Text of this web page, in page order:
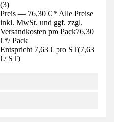
(3)
Preis — 76,30 € * Alle Preise
inkl. MwSt. und ggf. zzgl.
Versandkosten pro Pack76,30
€*/ Pack
Entspricht 7,63 € pro ST(7,63
€/ ST)